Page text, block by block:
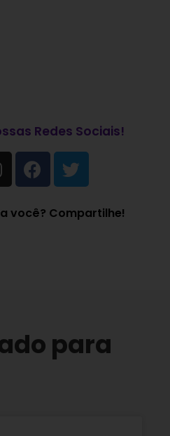
Redes Sociais!
você? Compartilhe!
para